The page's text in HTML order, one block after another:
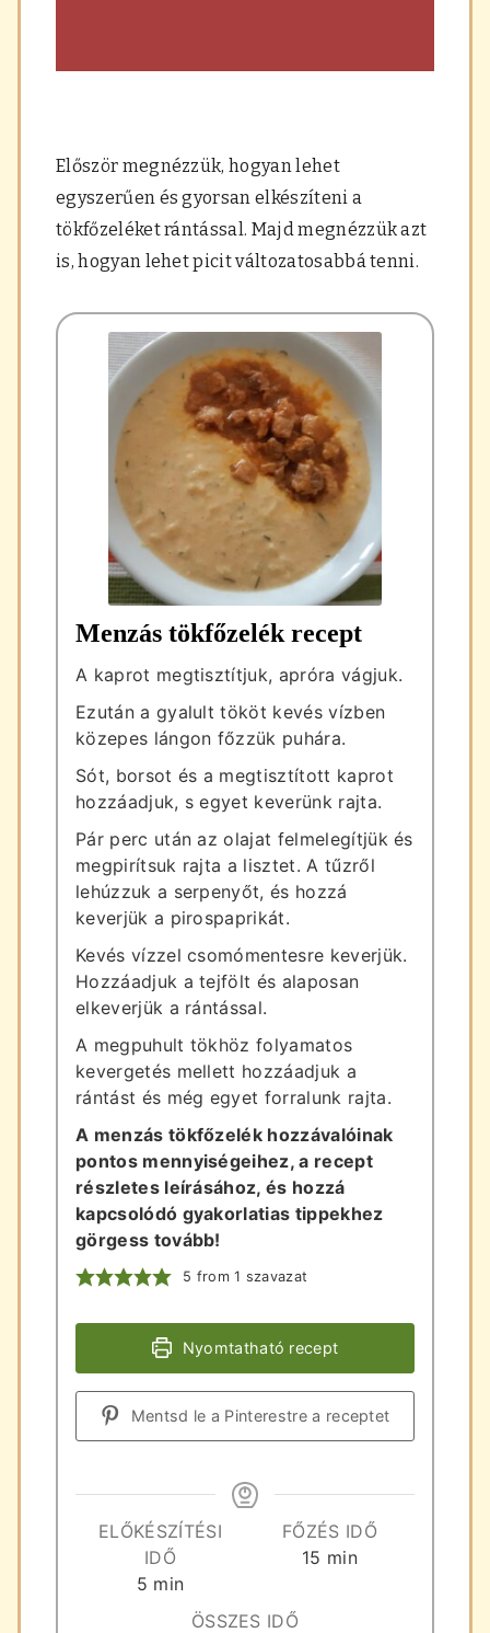
Először megnézzük, hogyan lehet
egyszerűen és gyorsan elkészíteni a
tökfőzeléket rántással. Majd megnézzük azt
is, hogyan lehet picit változatosabbá tenni.
Menzás tökfőzelék recept
A kaprot megtisztítjuk, apróra vágjuk.
Ezután a gyalult tököt kevés vízben
közepes lángon főzzük puhára.
Sót, borsot és a megtisztított kaprot
hozzáadjuk, s egyet keverünk rajta.
Pár perc után az olajat felmelegítjük és
megpirítsuk rajta a lisztet. A tűzről
lehúzzuk a serpenyőt, és hozzá
keverjük a pirospaprikát.
Kevés vízzel csomómentesre keverjük.
Hozzáadjuk a tejfölt és alaposan
elkeverjük a rántással.
A megpuhult tökhöz folyamatos
kevergetés mellett hozzáadjuk a
rántást és még egyet forralunk rajta.
A menzás tökfőzelék hozzávalóinak
pontos mennyiségeihez, a recept
részletes leírásához, és hozzá
kapcsolódó gyakorlatias tippekhez
görgess tovább!
5 from 1 szavazat
Nyomtatható recept
Mentsd le a Pinterestre a receptet
ELŐKÉSZÍTÉSI
IDŐ
5 perc
min
FŐZÉS IDŐ
15 perc
min
ÖSSZES IDŐ